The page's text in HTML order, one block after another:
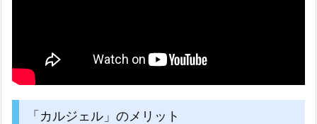
「カルジェル」のメリット